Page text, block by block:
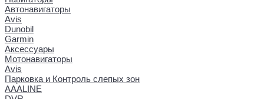
Автонавигаторы
Avis
Dunobil
Garmin
Аксессуары
Мотонавигаторы
Avis
Парковка и Контроль слепых зон
AAALINE